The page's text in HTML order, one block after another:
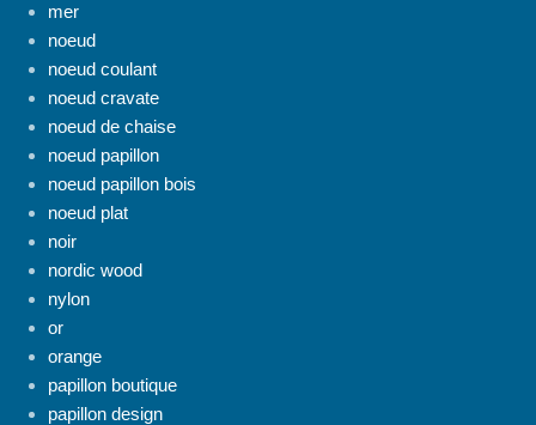
mer
noeud
noeud coulant
noeud cravate
noeud de chaise
noeud papillon
noeud papillon bois
noeud plat
noir
nordic wood
nylon
or
orange
papillon boutique
papillon design